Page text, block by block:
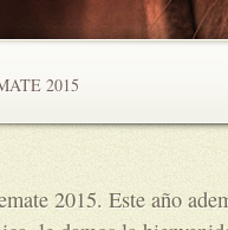
2015
2015. Este año